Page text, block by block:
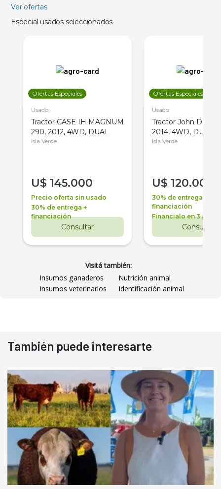
Ver ofertas
Especial usados seleccionados
Ofertas Especiales
Usado
Tractor CASE IH MAGNUM
290, 2012, 4WD, DUAL
Isla Verde
U$ 145.000
Precio oferta sin usado
30% de entrega +
financiación
Consultar
Ofertas Especiales
Usado
Tractor John Deere
2014, 4WD, DUAL
Isla Verde
U$ 120.000
30% de entrega +
financiación
Financialo en 3 años
Consultar
Visitá también:
Insumos ganaderos
Nutrición animal
Insumos veterinarios
Identificación animal
También puede interesarte